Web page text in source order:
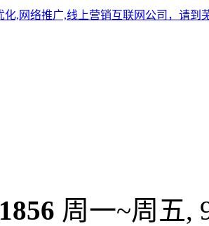
化,网络推广,线上营销互联网公司，请到
周一~周五,